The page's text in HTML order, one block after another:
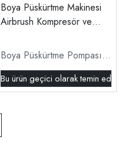
Boya Püskürtme Makinesi
Airbrush Kompresör ve
Boya Püskürtme Pompası
Airbrush
Bu ürün geçici olarak temin